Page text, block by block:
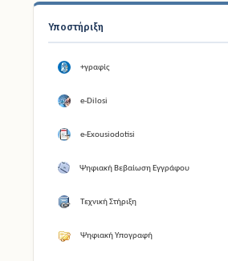
Υποστήριξη
+γραφίς
e-Dilosi
e-Exousiodotisi
Ψηφιακή Βεβαίωση Εγγράφου
Τεχνική Στήριξη
Ψηφιακή Υπογραφή